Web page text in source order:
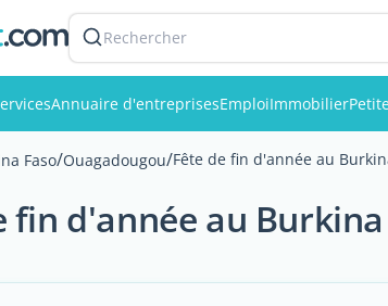
Rechercher
Annuaire d'entreprisesEmploiImmobilier
Faso/Ouagadougou/Fête de fin d'année au
fin d'année au Burkina